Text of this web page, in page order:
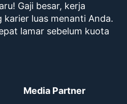
Gaji besar, kerja
karier luas menanti Anda.
lamar sebelum kuota
Media Partner